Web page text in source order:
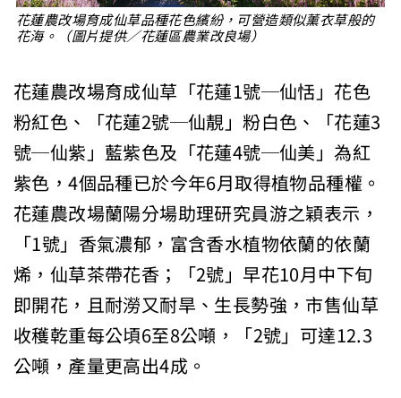
花蓮農改場育成仙草品種花色繽紛，可營造類似薰衣草般的
花海。（圖片提供／花蓮區農業改良場）
花蓮農改場育成仙草「花蓮1號─仙恬」花色
粉紅色、「花蓮2號─仙靚」粉白色、「花蓮3
號─仙紫」藍紫色及「花蓮4號─仙美」為紅
紫色，4個品種已於今年6月取得植物品種權。
花蓮農改場蘭陽分場助理研究員游之穎表示，
「1號」香氣濃郁，富含香水植物依蘭的依蘭
烯，仙草茶帶花香；「2號」早花10月中下旬
即開花，且耐澇又耐旱、生長勢強，市售仙草
收穫乾重每公頃6至8公噸，「2號」可達12.3
公噸，產量更高出4成。